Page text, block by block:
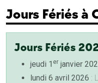
Jours Fériés à
Jours Fériés
jeudi 1 er janvier
lundi 6 avril 2026 :